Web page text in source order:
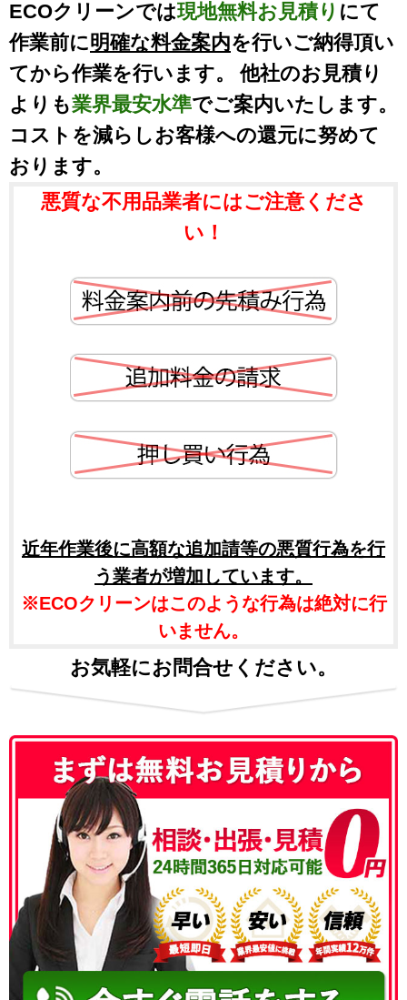
ECOクリーンでは現地無料お見積り にて
作業前に明確な料金案内を行いご納得頂い
てから作業を行います。 他社のお見積り
よりも業界最安水準でご案内いたします。
コストを減らしお客様への還元に努めて
おります。
悪質な不用品業者にはご注意くださ
い！
近年作業後に高額な追加請等の悪質行為を行
う業者が増加しています。
※ECOクリーンはこのような行為は絶対に行
いません。
お気軽にお問合せください。
050-3186-4780